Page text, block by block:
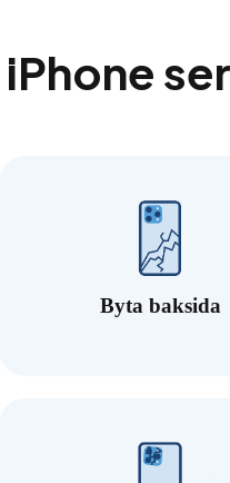
Byta baksida